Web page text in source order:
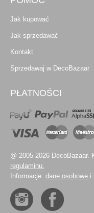
Jak kupować
Jak sprzedawać
Kontakt
Sprzedawaj w DecoBazaar
PŁATNOŚCI
@ 2005-2026
regulaminu.
Informacje: dane osobowe i